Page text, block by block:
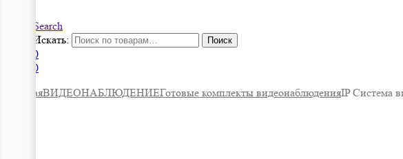
Search
Искать:
Поиск
0
0
ГлавнаяВИДЕОНАБЛЮДЕНИЕГотовые комплекты видеонаблюденияIP Система